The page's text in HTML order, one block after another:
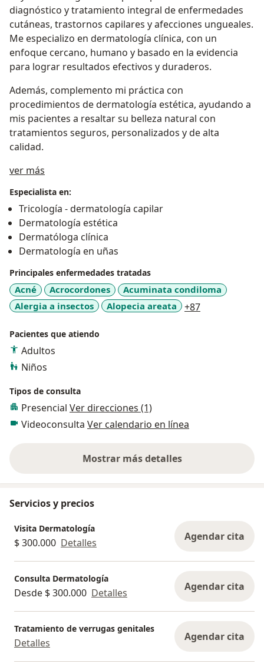
diagnóstico y tratamiento integral de enfermedades
cutáneas, trastornos capilares y afecciones ungueales.
Me especializo en dermatología clínica, con un
enfoque cercano, humano y basado en la evidencia
para lograr resultados efectivos y duraderos.
Además, complemento mi práctica con
procedimientos de dermatología estética, ayudando a
mis pacientes a resaltar su belleza natural con
tratamientos seguros, personalizados y de alta
calidad.
ver más
Especialista en:
Tricología - dermatología capilar
Dermatología estética
Dermatóloga clínica
Dermatología en uñas
Principales enfermedades tratadas
Acné Acrocordones
Acuminata condiloma
Alergia a insectos
Alopecia areata +87
Pacientes que atiendo
Adultos
Niños
Tipos de consulta
Presencial Ver direcciones (1)
Videoconsulta Ver calendario en línea
Mostrar más detalles
sobre la experiencia
Servicios y precios
Visita Dermatología
$ 300.000 Detalles Agendar cita
Consulta Dermatología
Desde $ 300.000 Detalles Agendar cita
Tratamiento de verrugas genitales
Detalles Agendar cita